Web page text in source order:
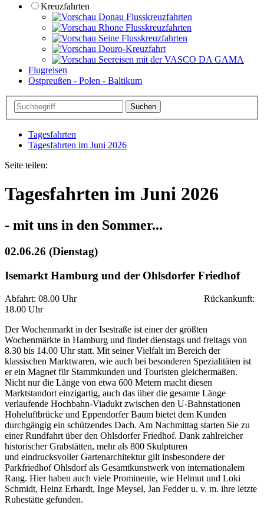
Kreuzfahrten
Donau Flusskreuzfahrten
Rhone Flusskreuzfahrten
Seine Flusskreuzfahrten
Douro-Kreuzfahrt
Seereisen mit der VASCO DA GAMA
Flugreisen
Ostpreußen - Polen - Baltikum
Tagesfahrten
Tagesfahrten im Juni 2026
Seite teilen:
Tagesfahrten im Juni 2026
- mit uns in den Sommer...
02.06.26 (Dienstag)
Isemarkt Hamburg und der Ohlsdorfer Friedhof
Abfahrt: 08.00 Uhr Rückankunft:
18.00 Uhr
Der Wochenmarkt in der Isestraße ist einer der größten
Wochenmärkte in Hamburg und findet dienstags und freitags von
8.30 bis 14.00 Uhr statt. Mit seiner Vielfalt im Bereich der
klassischen Marktwaren, wie auch bei besonderen Spezialitäten ist
er ein Magnet für Stammkunden und Touristen gleichermaßen.
Nicht nur die Länge von etwa 600 Metern macht diesen
Marktstandort einzigartig, auch das über die gesamte Länge
verlaufende Hochbahn-Viadukt zwischen den U-Bahnstationen
Hoheluftbrücke und Eppendorfer Baum bietet dem Kunden
durchgängig ein schützendes Dach. Am Nachmittag starten Sie zu
einer Rundfahrt über den Ohlsdorfer Friedhof. Dank zahlreicher
historischer Grabstätten, mehr als 800 Skulpturen
und eindrucksvoller Gartenarchitektur gilt insbesondere der
Parkfriedhof Ohlsdorf als Gesamtkunstwerk von internationalem
Rang. Hier haben auch viele Prominente, wie Helmut und Loki
Schmidt, Heinz Erhardt, Inge Meysel, Jan Fedder u. v. m. ihre letzte
Ruhestätte gefunden.